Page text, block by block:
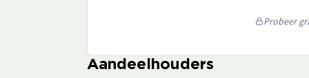
Probeer
Aandeelhouders